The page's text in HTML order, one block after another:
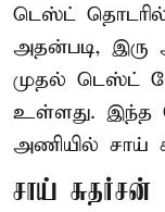
டெஸ்ட்
அதன்படி,
முதல் டெஸ்ட்
உள்ளது. இந்த
அணியில் சாய்
சாய் சுதர்சன்